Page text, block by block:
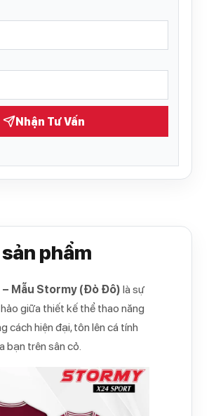
Nhận Tư Vấn
phẩm
– Mẫu Stormy (Đỏ Đô) là sự
giữa thiết kế thể thao năng
cách hiện đại, tôn lên cá tính
bạn trên sân cỏ.